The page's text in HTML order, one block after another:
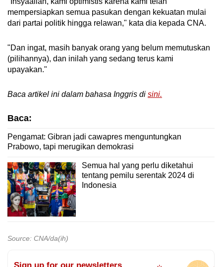
mempersiapkan semua pasukan dengan kekuatan mulai
dari partai politik hingga relawan," kata dia kepada CNA.
"Dan ingat, masih banyak orang yang belum memutuskan
(pilihannya), dan inilah yang sedang terus kami
upayakan."
Baca artikel ini dalam bahasa Inggris di sini.
Baca:
Pengamat: Gibran jadi cawapres menguntungkan
Prabowo, tapi merugikan demokrasi
Semua hal yang perlu diketahui
tentang pemilu serentak 2024 di
Indonesia
Source: CNA/da(ih)